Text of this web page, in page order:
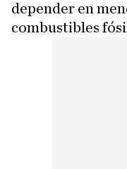
depender en
combustibles